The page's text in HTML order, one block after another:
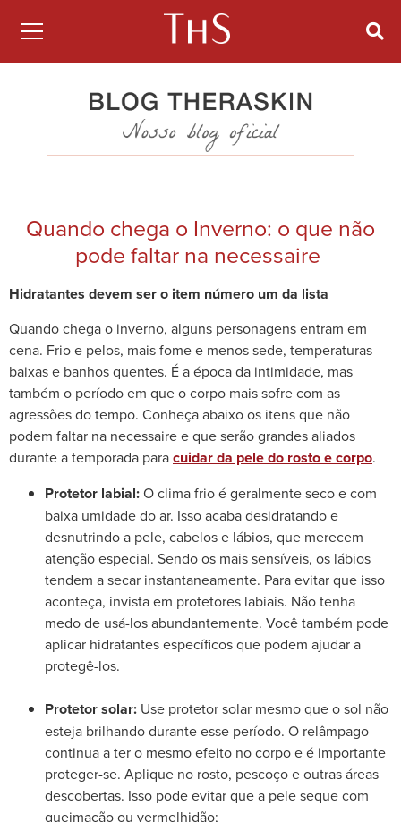
Quando chega o Inverno: o que não
pode faltar na necessaire
Hidratantes devem ser o item número um da lista
Quando chega o inverno, alguns personagens entram em
cena. Frio e pelos, mais fome e menos sede, temperaturas
baixas e banhos quentes. É a época da intimidade, mas
também o período em que o corpo mais sofre com as
agressões do tempo. Conheça abaixo os itens que não
podem faltar na necessaire e que serão grandes aliados
durante a temporada paracuidar da pele do rosto e corpo.
Protetor labial:O clima frio é geralmente seco e com
baixa umidade do ar. Isso acaba desidratando e
desnutrindo a pele, cabelos e lábios, que merecem
atenção especial. Sendo os mais sensíveis, os lábios
tendem a secar instantaneamente. Para evitar que isso
aconteça, invista em protetores labiais. Não tenha
medo de usá-los abundantemente. Você também pode
aplicar hidratantes específicos que podem ajudar a
protegê-los.
Protetor solar: Use protetor solar mesmo que o sol não
esteja brilhando durante esse período. O relâmpago
continua a ter o mesmo efeito no corpo e é importante
proteger-se. Aplique no rosto, pescoço e outras áreas
descobertas. Isso pode evitar que a pele seque com
queimação ou vermelhidão;